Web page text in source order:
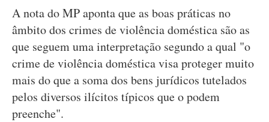
A nota do MP aponta que as boas práticas no
âmbito dos crimes de violência doméstica são as
que seguem uma interpretação segundo a qual "o
crime de violência doméstica visa proteger muito
mais do que a soma dos bens jurídicos tutelados
pelos diversos ilícitos típicos que o podem
preenche".